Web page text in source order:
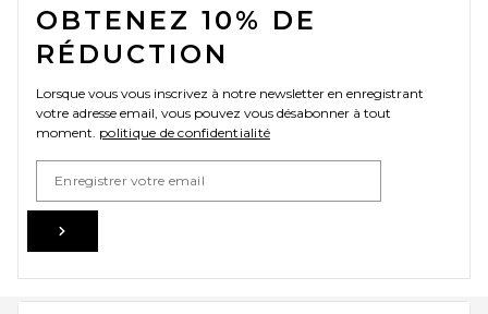
OBTENEZ 10% DE
RÉDUCTION
Lorsque vous vous inscrivez à notre newsletter en enregistrant
votre adresse email, vous pouvez vous désabonner à tout
moment. politique de confidentialité